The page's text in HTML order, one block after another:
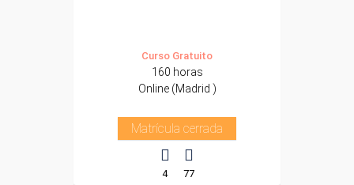
Curso Gratuito
160 horas
Online (Madrid )
Matrícula cerrada
4 77